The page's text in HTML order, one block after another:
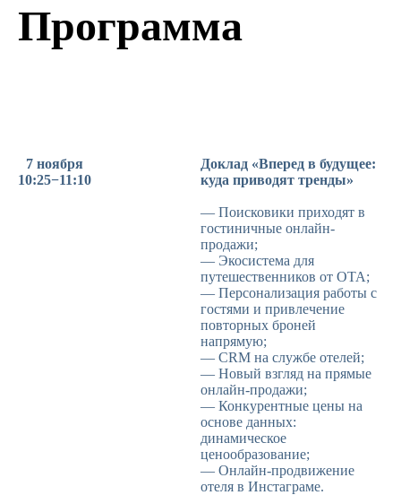
Программа
7 ноября
10:25−11:10
Доклад «Вперед в будущее:
куда приводят тренды»
— Поисковики приходят в
гостиничные онлайн-
продажи;
— Экосистема для
путешественников от ОТА;
— Персонализация работы с
гостями и привлечение
повторных броней
напрямую;
— CRM на службе отелей;
— Новый взгляд на прямые
онлайн-продажи;
— Конкурентные цены на
основе данных:
динамическое
ценообразование;
— Онлайн-продвижение
отеля в Инстаграме.